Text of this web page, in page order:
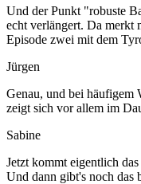
Und der Punkt "robuste
echt verlängert. Da merkt
Episode zwei mit dem
Jürgen
Genau, und bei häufigem
zeigt sich vor allem im
Sabine
Jetzt kommt eigentlich
Und dann gibt's noch das